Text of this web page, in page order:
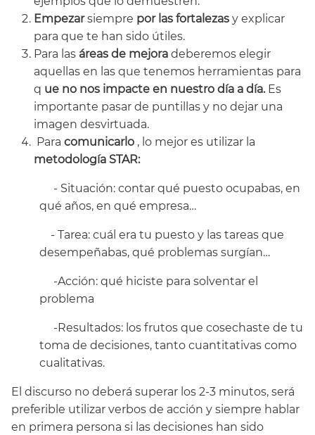
Empezarsiempre por las fortalezas y explicar
para que te han sido útiles.
Para las áreas de mejora deberemos elegir
aquellas en las que tenemos herramientas para
q ue no nos impacte en nuestro día a día. Es
importante pasar de puntillas y no dejar una
imagen desvirtuada.
Para comunicarlo , lo mejor es utilizar la
metodología STAR:
- Situación: contar qué puesto ocupabas, en
qué años, en qué empresa…
- Tarea: cuál era tu puesto y las tareas que
desempeñabas, qué problemas surgían…
-Acción: qué hiciste para solventar el
problema
-Resultados: los frutos que cosechaste de tu
toma de decisiones, tanto cuantitativas como
cualitativas.
El discurso no deberá superar los 2-3 minutos, será
preferible utilizar verbos de acción y siempre hablar
en primera persona si las decisiones han sido